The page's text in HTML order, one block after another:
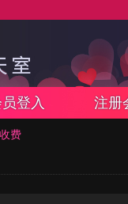
登入 注册
费